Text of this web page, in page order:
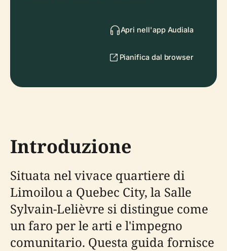
Apri nell'app Audiala
Pianifica dal browser
Introduzione
Situata nel vivace quartiere di
Limoilou a Quebec City, la Salle
Sylvain-Lelièvre si distingue come
un faro per le arti e l'impegno
comunitario. Questa guida fornisce